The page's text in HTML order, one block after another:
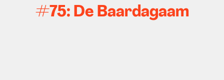
#75: De Baardagaam